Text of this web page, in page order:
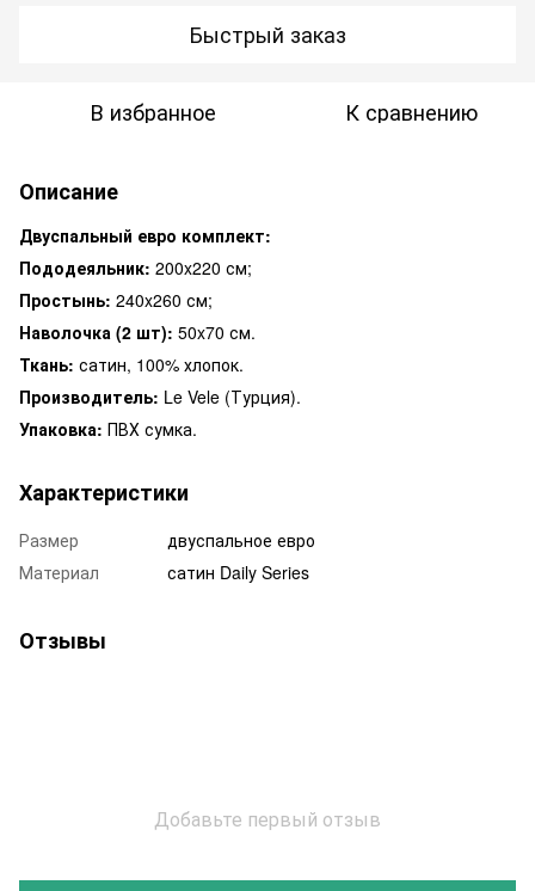
Быстрый заказ
В избранное К сравнению
Описание
Двуспальный евро комплект:
Пододеяльник: 200x220 см;
Простынь: 240x260 см;
Наволочка (2 шт): 50x70 см.
Ткань: сатин, 100% хлопок.
Производитель: Le Vele (Турция).
Упаковка: ПВХ сумка.
Характеристики
Размер
двуспальное евро
Материал
сатин Daily Series
Отзывы
Добавьте первый отзыв